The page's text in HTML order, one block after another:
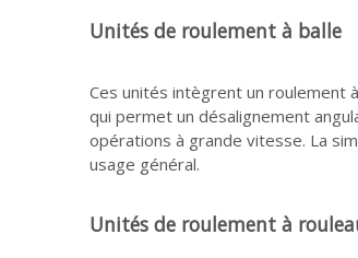
Unités de roulement à balle
Ces unités intègrent un roulement
qui permet un désalignement
opérations à grande vitesse. La
usage général.
Unités de roulement à